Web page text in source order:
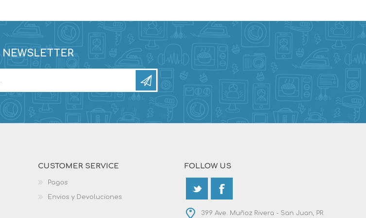
NEWSLETTER
CUSTOMER SERVICE
Pagos
Envios y Devoluciones
FOLLOW US
399 Ave. Muñoz Rivera - San Juan, PR